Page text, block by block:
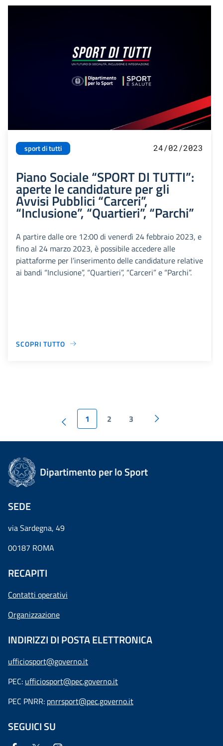
sport di tutti 24/02/2023
Piano Sociale “SPORT DI TUTTI”:
aperte le candidature per gli
Avvisi Pubblici “Carceri”,
“Inclusione”, “Quartieri”, “Parchi”
A partire dalle ore 12:00 di venerdì 24 febbraio 2023, e
fino al 24 marzo 2023, è possibile accedere alle
piattaforme per l’inserimento delle candidature relative
ai bandi “Inclusione”, “Quartieri”, “Carceri” e “Parchi”.
SCOPRI TUTTO
1 2 3
Dipartimento per lo Sport
SEDE
via Sardegna, 49
00187 ROMA
RECAPITI
Contatti operativi
Organizzazione
INDIRIZZI DI POSTA ELETTRONICA
ufficiosport@governo.it
PEC: ufficiosport@pec.governo.it
PEC PNRR: pnrrsport@pec.governo.it
SEGUICI SU